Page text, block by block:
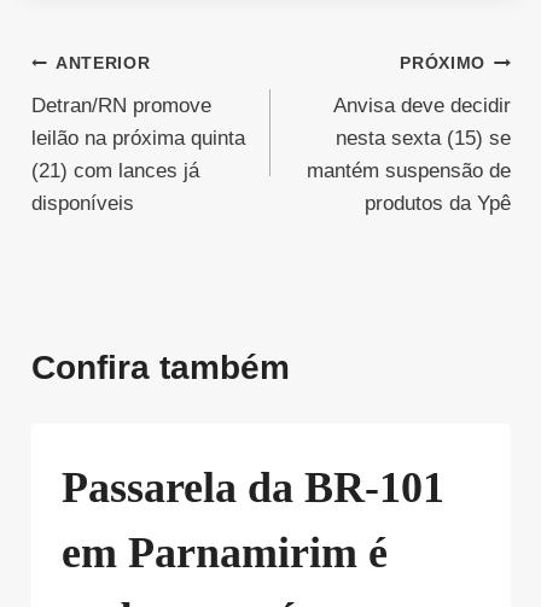
Navegação
de
Post
ANTERIOR
Detran/RN promove
leilão na próxima quinta
(21) com lances já
disponíveis
PRÓXIMO
Anvisa deve decidir
nesta sexta (15) se
mantém suspensão de
produtos da Ypê
Confira também
Passarela da BR-101
em Parnamirim é